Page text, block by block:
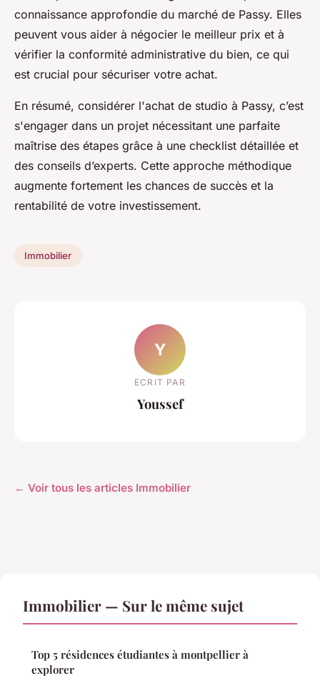
connaissance approfondie du marché de Passy. Elles
peuvent vous aider à négocier le meilleur prix et à
vérifier la conformité administrative du bien, ce qui
est crucial pour sécuriser votre achat.
En résumé, considérer l'achat de studio à Passy, c’est
s'engager dans un projet nécessitant une parfaite
maîtrise des étapes grâce à une checklist détaillée et
des conseils d’experts. Cette approche méthodique
augmente fortement les chances de succès et la
rentabilité de votre investissement.
Immobilier
Y
ECRIT PAR
Youssef
← Voir tous les articles Immobilier
Immobilier — Sur le même sujet
Top 5 résidences étudiantes à montpellier à
explorer